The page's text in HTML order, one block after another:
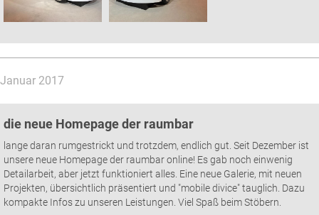
Januar 2017
die neue Homepage der raumbar
lange daran rumgestrickt und trotzdem, endlich gut. Seit Dezember ist
unsere neue Homepage der raumbar online! Es gab noch einwenig
Detailarbeit, aber jetzt funktioniert alles. Eine neue Galerie, mit neuen
Projekten, übersichtlich präsentiert und "mobile divice" tauglich. Dazu
kompakte Infos zu unseren Leistungen. Viel Spaß beim Stöbern.